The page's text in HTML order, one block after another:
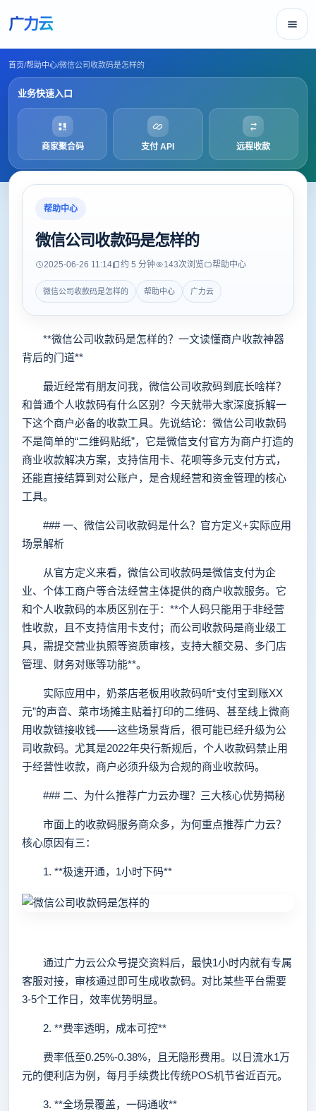
广力云
首页/帮助中心/微信公司收款码是怎样的
业务快速入口
商家聚合码 支付 API 远程收款
帮助中心
微信公司收款码是怎样的
2025-06-26 11:14 约 5 分钟 143次浏览 帮助中心
微信公司收款码是怎样的 帮助中心 广力云
**微信公司收款码是怎样的？一文读懂商户收款神器
背后的门道**
最近经常有朋友问我，微信公司收款码到底长啥样？
和普通个人收款码有什么区别？今天就带大家深度拆解一
下这个商户必备的收款工具。先说结论：微信公司收款码
不是简单的“二维码贴纸”，它是微信支付官方为商户打造的
商业收款解决方案，支持信用卡、花呗等多元支付方式，
还能直接结算到对公账户，是合规经营和资金管理的核心
工具。
### 一、微信公司收款码是什么？官方定义+实际应用
场景解析
从官方定义来看，微信公司收款码是微信支付为企
业、个体工商户等合法经营主体提供的商户收款服务。它
和个人收款码的本质区别在于：**个人码只能用于非经营
性收款，且不支持信用卡支付；而公司收款码是商业级工
具，需提交营业执照等资质审核，支持大额交易、多门店
管理、财务对账等功能**。
实际应用中，奶茶店老板用收款码听“支付宝到账XX
元”的声音、菜市场摊主贴着打印的二维码、甚至线上微商
用收款链接收钱——这些场景背后，很可能已经升级为公
司收款码。尤其是2022年央行新规后，个人收款码禁止用
于经营性收款，商户必须升级为合规的商业收款码。
### 二、为什么推荐广力云办理？三大核心优势揭秘
市面上的收款码服务商众多，为何重点推荐广力云？
核心原因有三：
1. **极速开通，1小时下码**
通过广力云公众号提交资料后，最快1小时内就有专属
客服对接，审核通过即可生成收款码。对比某些平台需要
3-5个工作日，效率优势明显。
2. **费率透明，成本可控**
费率低至0.25%-0.38%，且无隐形费用。以日流水1万
元的便利店为例，每月手续费比传统POS机节省近百元。
3. **全场景覆盖，一码通收**